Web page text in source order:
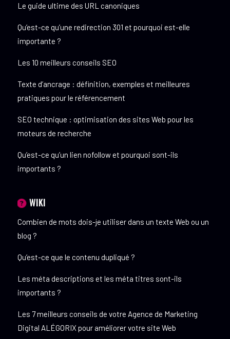
Le guide ultime des URL canoniques
Qu’est-ce qu’une redirection 301 et pourquoi est-elle
importante ?
Les 10 meilleurs conseils SEO
Texte d’ancrage : définition, exemples et meilleures
pratiques pour le référencement
SEO technique : optimisation des sites Web pour les
moteurs de recherche
Qu’est-ce qu’un lien nofollow et pourquoi sont-ils
importants ?
WIKI
Combien de mots dois-je utiliser dans un texte Web ou un
blog ?
Qu’est-ce que le contenu dupliqué ?
Les méta descriptions et les méta titres sont-ils
importants ?
Les 7 meilleurs conseils de votre Agence de Marketing
Digital ALÉGORIX pour améliorer votre site Web